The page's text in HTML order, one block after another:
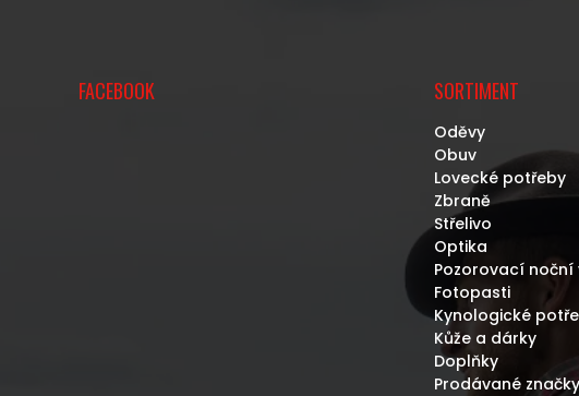
FACEBOOK SORTIMENT
Oděvy
Obuv
Lovecké potřeby
Zbraně
Střelivo
Optika
Pozorovací noční
Fotopasti
Kynologické
Kůže a dárky
Doplňky
Prodávané